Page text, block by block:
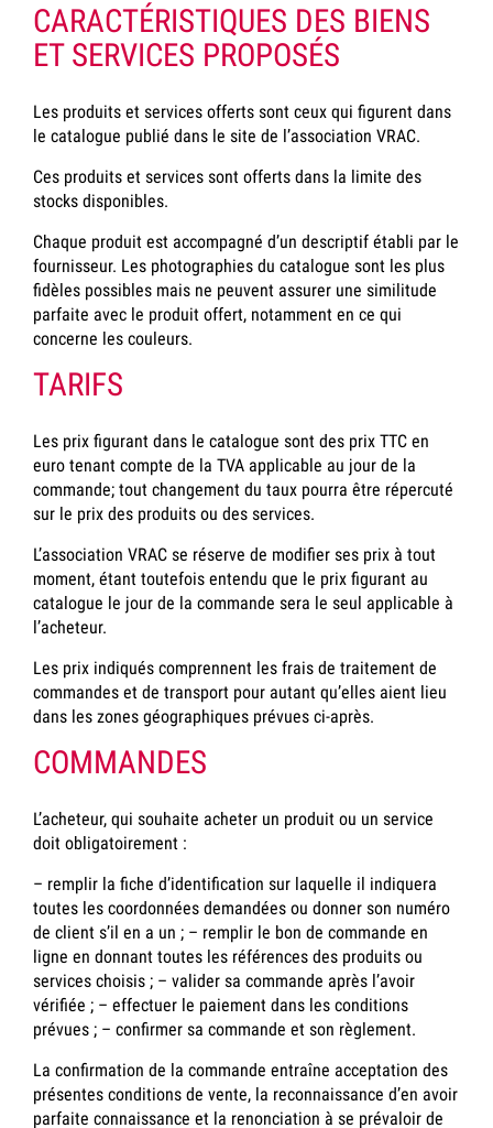
CARACTÉRISTIQUES DES BIENS
ET SERVICES PROPOSÉS
Les produits et services offerts sont ceux qui figurent dans
le catalogue publié dans le site de l’association VRAC.
Ces produits et services sont offerts dans la limite des
stocks disponibles.
Chaque produit est accompagné d’un descriptif établi par le
fournisseur. Les photographies du catalogue sont les plus
fidèles possibles mais ne peuvent assurer une similitude
parfaite avec le produit offert, notamment en ce qui
concerne les couleurs.
TARIFS
Les prix figurant dans le catalogue sont des prix TTC en
euro tenant compte de la TVA applicable au jour de la
commande; tout changement du taux pourra être répercuté
sur le prix des produits ou des services.
L’association VRAC se réserve de modifier ses prix à tout
moment, étant toutefois entendu que le prix figurant au
catalogue le jour de la commande sera le seul applicable à
l’acheteur.
Les prix indiqués comprennent les frais de traitement de
commandes et de transport pour autant qu’elles aient lieu
dans les zones géographiques prévues ci-après.
COMMANDES
L’acheteur, qui souhaite acheter un produit ou un service
doit obligatoirement :
– remplir la fiche d’identification sur laquelle il indiquera
toutes les coordonnées demandées ou donner son numéro
de client s’il en a un ; – remplir le bon de commande en
ligne en donnant toutes les références des produits ou
services choisis ; – valider sa commande après l’avoir
vérifiée ; – effectuer le paiement dans les conditions
prévues ; – confirmer sa commande et son règlement.
La confirmation de la commande entraîne acceptation des
présentes conditions de vente, la reconnaissance d’en avoir
parfaite connaissance et la renonciation à se prévaloir de